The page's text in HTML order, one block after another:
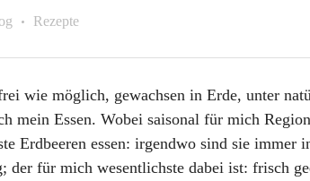
Rezepte
wie möglich, gewachsen in Erde, unter
mein Essen. Wobei saisonal für mich
Erdbeeren essen: irgendwo sind sie immer
für mich wesentlichste dabei ist: frisch